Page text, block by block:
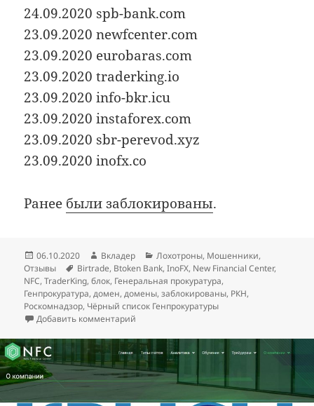
24.09.2020 spb-bank.com
23.09.2020 newfcenter.com
23.09.2020 eurobaras.com
23.09.2020 traderking.io
23.09.2020 info-bkr.icu
23.09.2020 instaforex.com
23.09.2020 sbr-perevod.xyz
23.09.2020 inofx.co
Ранее были заблокированы.
Опубликовано
06.10.2020 Автор
Вкладер Рубрики
Лохотроны, Мошенники,
Отзывы
Метки
Birtrade, Btoken Bank,InoFX, New Financial Center,
NFC,TraderKing,блок, Генеральная прокуратура,
Генпрокуратура,домен,домены,заблокированы, РКН,
Роскомнадзор, Чёрный список Генпрокуратуры
Добавить комментарий